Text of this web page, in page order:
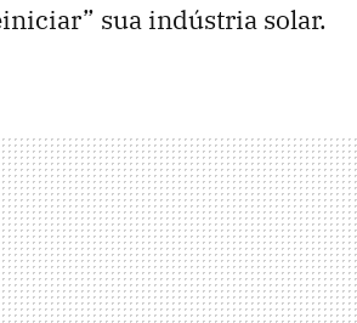
sua indústria solar.